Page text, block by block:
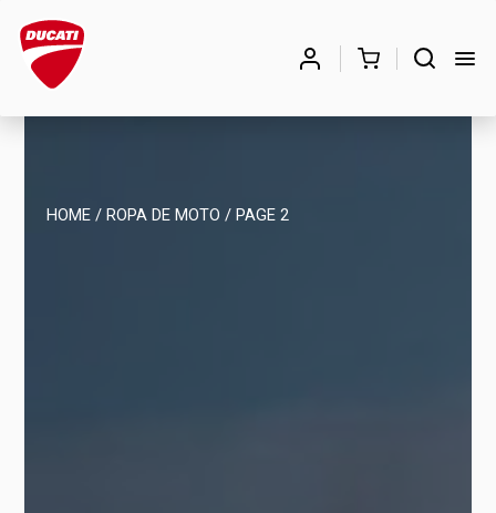
de
BUSCAR
HOME /ROPA DE MOTO / PAGE 2